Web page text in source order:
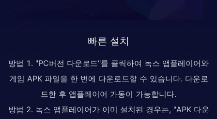
빠른 설치
방법 1. "PC버전 다운로드"를 클릭하여 녹스 앱플레이어와
게임 APK 파일을 한 번에 다운로드할 수 있습니다. 다운로
드한 후 앱플레이어 가동이 가능합니다.
방법 2. 녹스 앱플레이어가 이미 설치된 경우는, "APK 다운